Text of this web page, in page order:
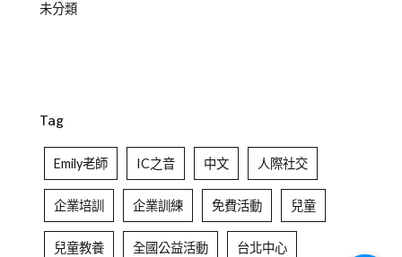
未分類
Tag
Emily老師 IC之音 中文 人際社交
企業培訓 企業訓練 免費活動 兒童
兒童教養 全國公益活動 台北中心